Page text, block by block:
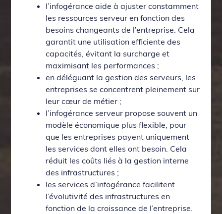
l’infogérance aide à ajuster constamment
les ressources serveur en fonction des
besoins changeants de l’entreprise. Cela
garantit une utilisation efficiente des
capacités, évitant la surcharge et
maximisant les performances ;
en déléguant la gestion des serveurs, les
entreprises se concentrent pleinement sur
leur cœur de métier ;
l’infogérance serveur propose souvent un
modèle économique plus flexible, pour
que les entreprises payent uniquement
les services dont elles ont besoin. Cela
réduit les coûts liés à la gestion interne
des infrastructures ;
les services d’infogérance facilitent
l’évolutivité des infrastructures en
fonction de la croissance de l’entreprise.